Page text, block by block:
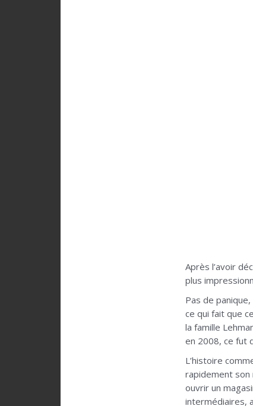
Après l’avoir
plus
Pas de
ce qui fait que
la famille
en 2008, ce fut
L’histoire
rapidement son
ouvrir un
intermédiaires,